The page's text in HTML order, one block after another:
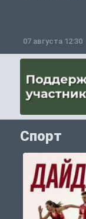
07 августа 12:30
Спорт